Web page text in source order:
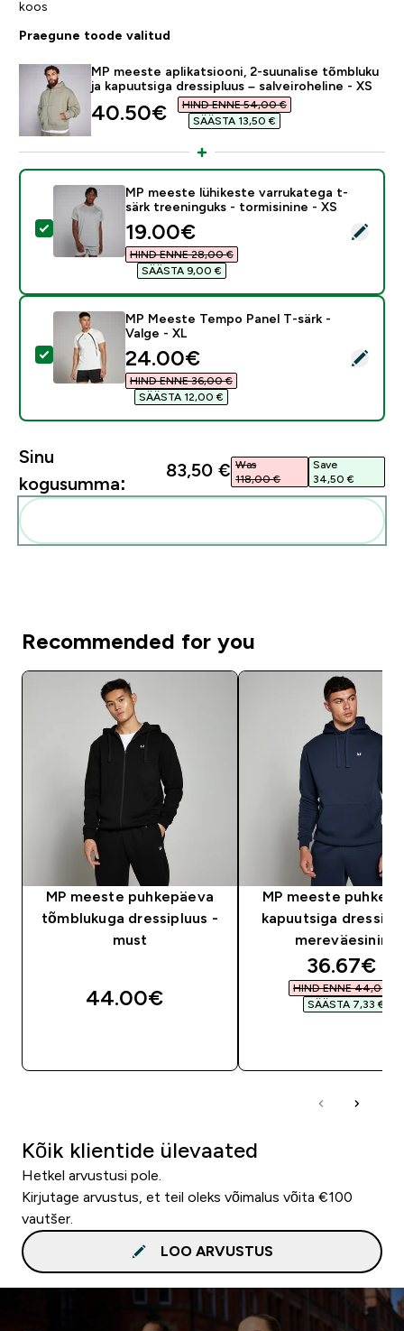
koos
Praegune toode valitud
MP meeste aplikatsiooni, 2-suunalise tõmbluku
ja kapuutsiga dressipluus – salveiroheline - XS
discounted price
40.50€‎
HIND ENNE 54,00 €‎
SÄÄSTA 13,50 €‎
Vali see toode - MP meeste lühikeste varrukatega t-
MP meeste lühikeste varrukatega t-
särk treeninguks - tormisinine - XS
discounted price
19.00€‎
HIND ENNE 28,00 €‎
SÄÄSTA 9,00 €‎
Vali see toode - MP Meeste Tempo Panel T-särk -
MP Meeste Tempo Panel T-särk -
Valge - XL
discounted price
24.00€‎
HIND ENNE 36,00 €‎
SÄÄSTA 12,00 €‎
Sinu
kogusumma:
83,50 €‎ Was
118,00 €‎
Save
34,50 €‎
Recommended for you
MP meeste puhkepäeva
tõmblukuga dressipluus -
must
44.00€‎
MP meeste
kapuutsiga
mereväesinine
36.67€‎
HIND ENNE 44,00 €‎
SÄÄSTA 7,33 €‎
Kõik klientide ülevaated
Hetkel arvustusi pole.
Kirjutage arvustus, et teil oleks võimalus võita €100
vautšer.
LOO ARVUSTUS